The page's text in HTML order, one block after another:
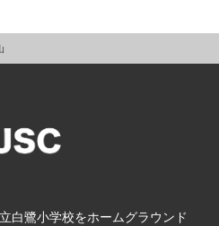
白鷺小学校をホームグラウンド